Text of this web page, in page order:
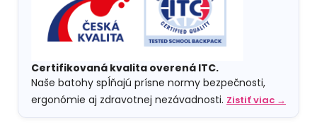
Certifikovaná kvalita overená ITC.
Naše batohy spĺňajú prísne normy bezpečnosti,
ergonómie aj zdravotnej nezávadnosti. Zistiť viac →